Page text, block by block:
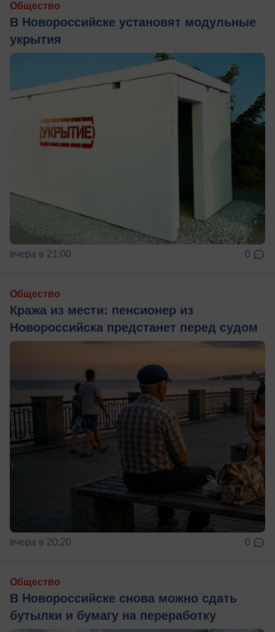
Общество
В Новороссийске установят модульные
укрытия
вчера в 21:00 0
Общество
Кража из мести: пенсионер из
Новороссийска предстанет перед судом
вчера в 20:20 0
Общество
В Новороссийске снова можно сдать
бутылки и бумагу на переработку